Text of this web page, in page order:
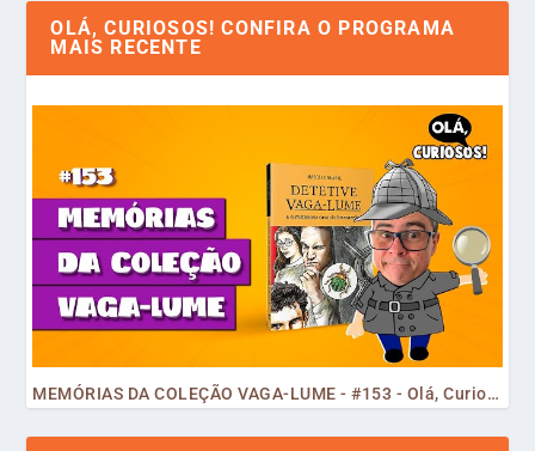
OLÁ, CURIOSOS! CONFIRA O PROGRAMA
MAIS RECENTE
MEMÓRIAS DA COLEÇÃO VAGA-LUME - #153 - Olá, Curiosos! 2023